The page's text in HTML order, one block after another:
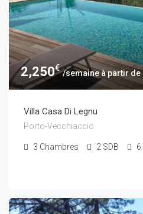
2,250€
/semaine à partir de
Villa Casa Di Legnu
Porto-Vecchiaccio
3 Chambres 2 SDB 6